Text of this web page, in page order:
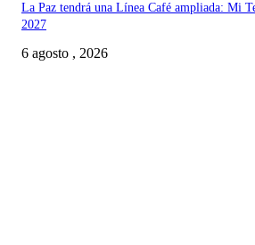
La Paz tendrá una Línea Café ampliada: Mi
2027
6 agosto , 2026